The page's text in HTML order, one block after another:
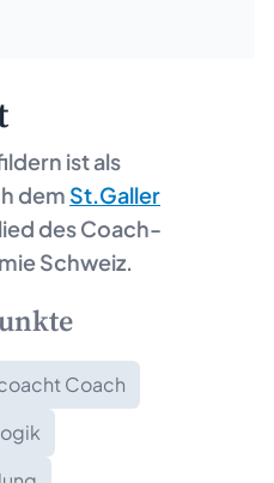
ist als
dem St.Galler
des Coach-
Schweiz.
Coach